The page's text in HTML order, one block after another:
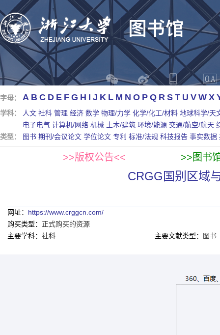
字母： A B C D E F G H I J K L M N O P Q R S T U V W X
学科： 人文 社科 管理 经济 数学 物理/力学 化学/化工/材料 地球科学/天
电子电气 计算机/网络 机械 土木/建筑 环境/能源 交通/航空/航天
类型：
图书 期刊/会议论文 学位论文 专利 标准/法规 科技报告 事实数据
>>版权公告<< >>图书
CRGG国别区域
网址： https://www.crggcn.com/
购买类型： 正式购买的资源
主要学科： 社科 主要文献类型： 图书